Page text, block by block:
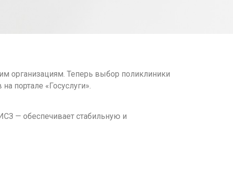
организациям. Теперь выбор поликлиники
портале «Госуслуги».
— обеспечивает стабильную и